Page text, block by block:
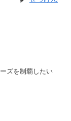
ズを制覇したい